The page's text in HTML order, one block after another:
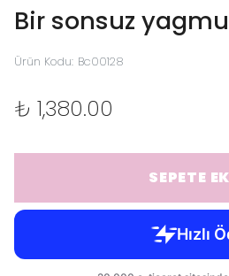
Bir sonsuz
Ürün Kodu: Bc00128
₺ 1,380.00
SEPETE